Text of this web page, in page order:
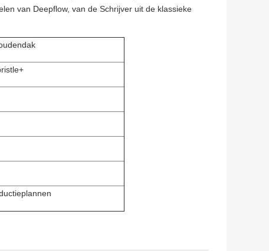
van Deepflow, van de Schrijver uit de klassieke